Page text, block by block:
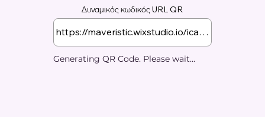
Δυναμικός κωδικός URL QR
Generating QR Code. Please wait...